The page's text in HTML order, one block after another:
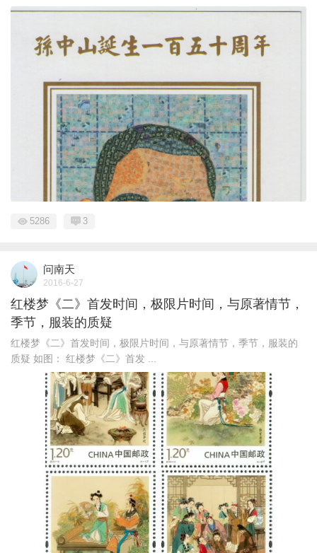
5286 3
问南天
2016-6-27
红楼梦《二》首发时间，极限片时间，与原著情节，
季节，服装的质疑
红楼梦《二》首发时间，极限片时间，与原著情节，季节，服装的
质疑 如图： 红楼梦《二》首发 ...